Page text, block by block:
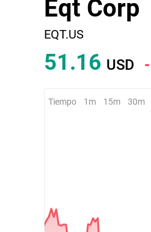
Eqt Corp
EQT.US
51.16 USD
Tiempo 1m 15m 30m